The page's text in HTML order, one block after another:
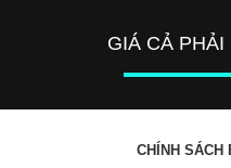
GIÁ CẢ PHẢI
CHÍNH SÁCH